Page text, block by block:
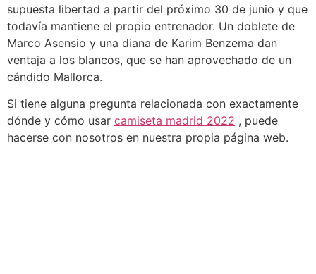
supuesta libertad a partir del próximo 30 de junio y que
todavía mantiene el propio entrenador. Un doblete de
Marco Asensio y una diana de Karim Benzema dan
ventaja a los blancos, que se han aprovechado de un
cándido Mallorca.
Si tiene alguna pregunta relacionada con exactamente
dónde y cómo usar camiseta madrid 2022 , puede
hacerse con nosotros en nuestra propia página web.